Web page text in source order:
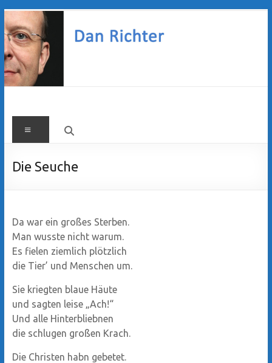
Zum
Inhalt
springen
Dan
Richter
Menü
Die Seuche
Da war ein großes Sterben.
Man wusste nicht warum.
Es fielen ziemlich plötzlich
die Tier’ und Menschen um.
Sie kriegten blaue Häute
und sagten leise „Ach!“
Und alle Hinterbliebnen
die schlugen großen Krach.
Die Christen habn gebetet.